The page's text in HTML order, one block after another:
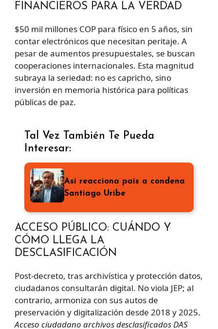
FINANCIEROS PARA LA VERDAD
$50 mil millones COP para físico en 5 años, sin
contar electrónicos que necesitan peritaje. A
pesar de aumentos presupuestales, se buscan
cooperaciones internacionales. Esta magnitud
subraya la seriedad: no es capricho, sino
inversión en memoria histórica para políticas
públicas de paz.
Tal Vez También Te Pueda
Interesar:
Así reacciona país a condena
Santiago Uribe
ACCESO PÚBLICO: CUÁNDO Y
CÓMO LLEGA LA
DESCLASIFICACIÓN
Post-decreto, tras archivística y protección datos,
ciudadanos consultarán digital. No viola JEP; al
contrario, armoniza con sus autos de
preservación y digitalización desde 2018 y 2025.
Acceso ciudadano archivos desclasificados DAS